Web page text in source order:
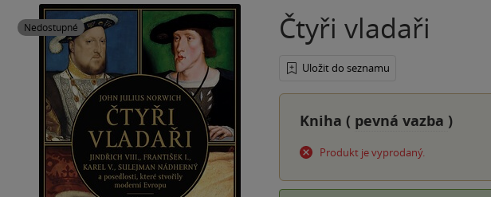
Nedostupné Čtyři vladaři
Uložit do seznamu
Kniha ( pevná vazba )
Produkt je vyprodaný.